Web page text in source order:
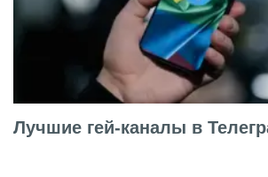
Лучшие гей-каналы в